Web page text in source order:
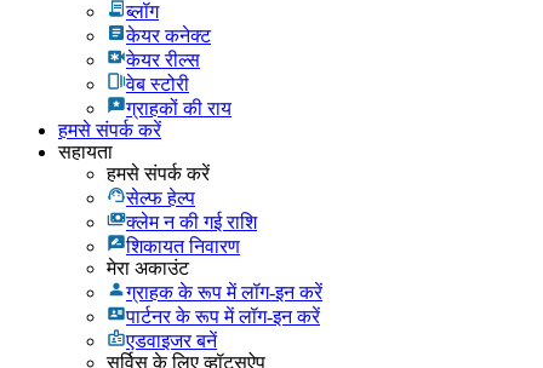
ब्लॉग
केयर कनेक्ट
केयर रील्स
वेब स्टोरी
ग्राहकों की राय
हमसे संपर्क करें
सहायता
हमसे संपर्क करें
सेल्फ हेल्प
क्लेम न की गई राशि
शिकायत निवारण
मेरा अकाउंट
ग्राहक के रूप में लॉग-इन करें
पार्टनर के रूप में लॉग-इन करें
एडवाइजर बनें
सर्विस के लिए व्हॉट्सऐप